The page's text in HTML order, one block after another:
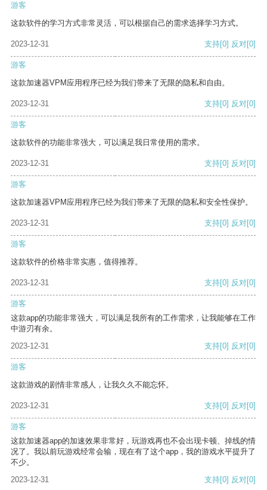
游客
这款软件的学习方式非常灵活，可以根据自己的需求选择学习方式。
2023-12-31 支持[0] 反对[0]
游客
这款加速器VPM应用程序已经为我们带来了无限的隐私和自由。
2023-12-31 支持[0] 反对[0]
游客
这款软件的功能非常强大，可以满足我日常使用的需求。
2023-12-31 支持[0] 反对[0]
游客
这款加速器VPM应用程序已经为我们带来了无限的隐私和安全性保护。
2023-12-31 支持[0] 反对[0]
游客
这款软件的价格非常实惠，值得推荐。
2023-12-31 支持[0] 反对[0]
游客
这款app的功能非常强大，可以满足我所有的工作需求，让我能够在工作
中游刃有余。
2023-12-31
支持[0] 反对[0]
游客
这款游戏的剧情非常感人，让我久久不能忘怀。
2023-12-31 支持[0] 反对[0]
游客
这款加速器app的加速效果非常好，玩游戏再也不会出现卡顿、掉线的情
况了。我以前玩游戏经常会输，现在有了这个app，我的游戏水平提升了
不少。
2023-12-31
支持[0] 反对[0]